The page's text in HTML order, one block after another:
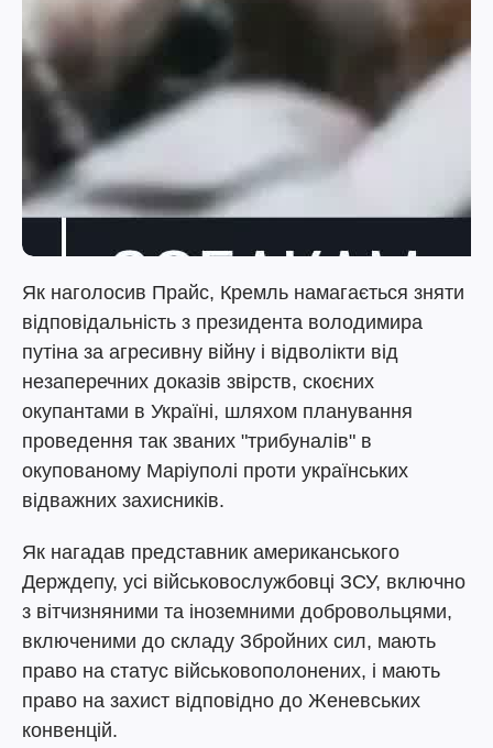
Як наголосив Прайс, Кремль намагається зняти
відповідальність з президента володимира
путіна за агресивну війну і відволікти від
незаперечних доказів звірств, скоєних
окупантами в Україні, шляхом планування
проведення так званих "трибуналів" в
окупованому Маріуполі проти українських
відважних захисників.
Як нагадав представник американського
Держдепу, усі військовослужбовці ЗСУ, включно
з вітчизняними та іноземними добровольцями,
включеними до складу Збройних сил, мають
право на статус військовополонених, і мають
право на захист відповідно до Женевських
конвенцій.